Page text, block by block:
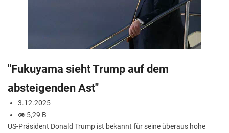
"Fukuyama sieht Trump auf dem
absteigenden Ast"
3.12.2025
5,29 B
US-Präsident Donald Trump ist bekannt für seine überaus hohe